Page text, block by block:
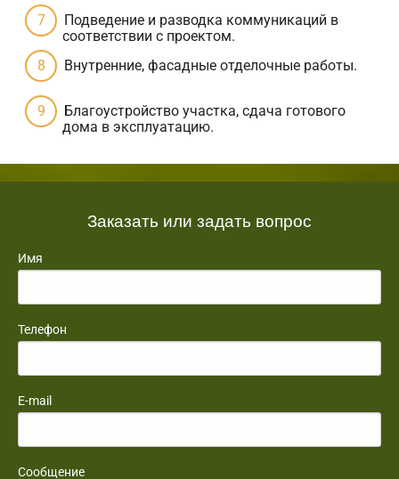
Подведение и разводка коммуникаций в
соответствии с проектом.
Внутренние, фасадные отделочные работы.
Благоустройство участка, сдача готового
дома в эксплуатацию.
Заказать или задать вопрос
Имя
Телефон
E-mail
Сообщение